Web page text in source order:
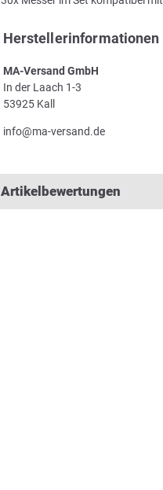
Herstellerinformationen
MA-Versand GmbH
In der Laach 1-3
53925 Kall
info@ma-versand.de
Artikelbewertungen